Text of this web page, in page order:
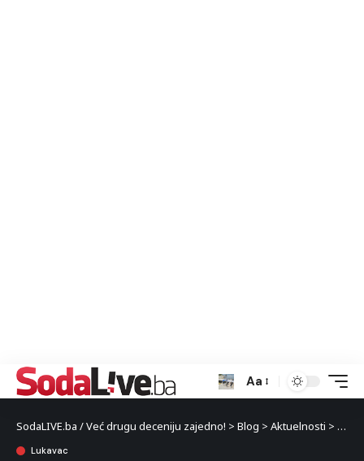
Aa
SodaLIVE.ba / Već drugu deceniju zajedno! > Blog > Aktuelnosti >
Lukavac